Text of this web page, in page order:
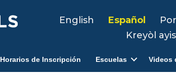
English Español
Kreyòl
Horarios de Inscripción Escuelas Videos